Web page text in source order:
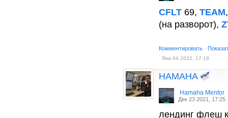
CFLT 69, TEAM
(на разворот),
Комментировать ·
Янв 04 2022, 17:18
HAMAHA
Hamaha Mentor
Дек 23 2021, 17:25
лендинг флеш